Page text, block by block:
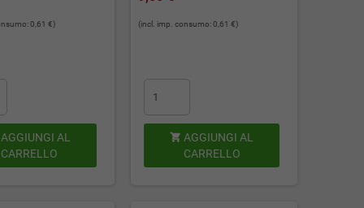
0,61 €)
AGGIUNGI AL
CARRELLO
(incl. imp. consumo: 0,61 €)
 AGGIUNGI AL
CARRELLO